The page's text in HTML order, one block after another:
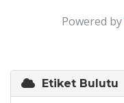
Powered by
Etiket Bulutu